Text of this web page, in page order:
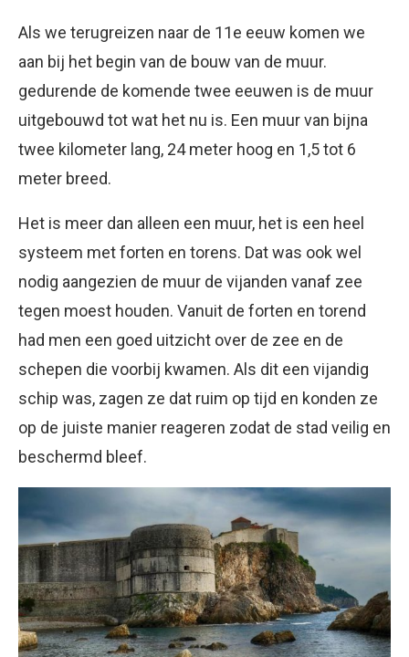
Als we terugreizen naar de 11e eeuw komen we
aan bij het begin van de bouw van de muur.
gedurende de komende twee eeuwen is de muur
uitgebouwd tot wat het nu is. Een muur van bijna
twee kilometer lang, 24 meter hoog en 1,5 tot 6
meter breed.
Het is meer dan alleen een muur, het is een heel
systeem met forten en torens. Dat was ook wel
nodig aangezien de muur de vijanden vanaf zee
tegen moest houden. Vanuit de forten en torend
had men een goed uitzicht over de zee en de
schepen die voorbij kwamen. Als dit een vijandig
schip was, zagen ze dat ruim op tijd en konden ze
op de juiste manier reageren zodat de stad veilig en
beschermd bleef.